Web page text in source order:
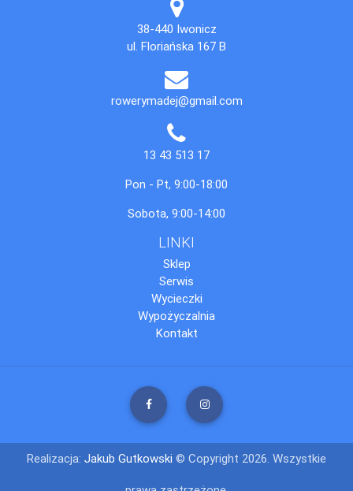
38-440 Iwonicz
ul. Floriańska 167 B
rowerymadej@gmail.com
13 43 513 17
Pon - Pt, 9:00-18:00
Sobota, 9:00-14:00
LINKI
Sklep
Serwis
Wycieczki
Wypożyczalnia
Kontakt
Realizacja: Jakub Gutkowski © Copyright 2026. Wszystkie